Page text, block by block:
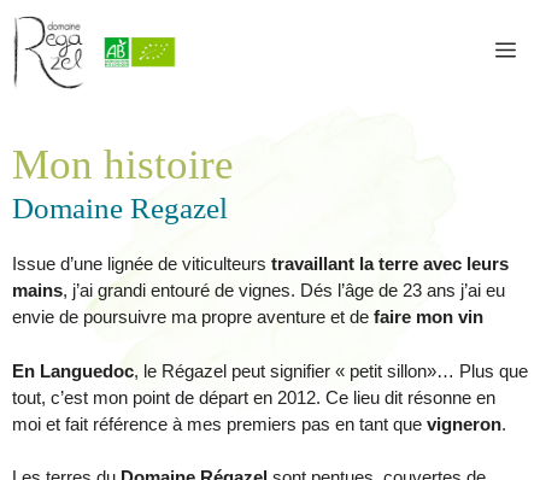
Aller
au
contenu
Mon histoire
Domaine Regazel
Issue d’une lignée de viticulteurs travaillant la terre avec leurs
mains, j’ai grandi entouré de vignes. Dés l’âge de 23 ans j’ai eu
envie de poursuivre ma propre aventure et de faire mon vin
En Languedoc, le Régazel peut signifier « petit sillon»… Plus que
tout, c’est mon point de départ en 2012. Ce lieu dit résonne en
moi et fait référence à mes premiers pas en tant que vigneron.